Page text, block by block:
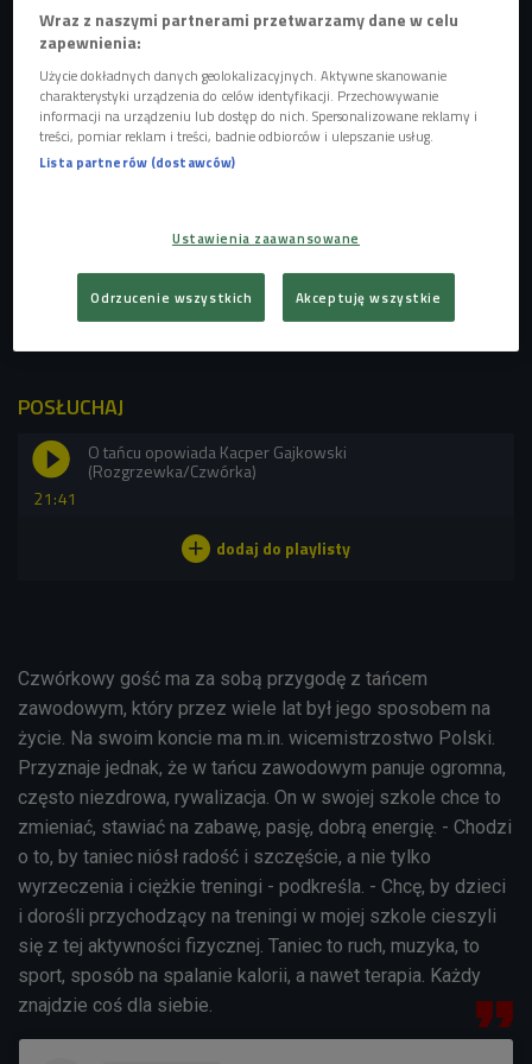
latynoamerykańskim. Mimo że ma zaledwie 25 lat, to po 19
latach tańca zawodowego zakończył karierę i dziś pasją do
tańca zaraża innych - prowadzi swoją szkołę tańca, w której
stawia na dobrą zabawę.
Taniec - niechciana pasja?
zmieniło się po pierwszych sukcesach, około 11 roku życia
- przyznaje gość Piotra Galusa. - Wtedy przekonałem się do
tańca, odnalazłem się w nim i trwam do dziś - dodaje.
POSŁUCHAJ
21:41
O tańcu opowiada Kacper Gajkowski
(Rozgrzewka/Czwórka)
Czwórkowy gość ma za sobą przygodę z tańcem
zawodowym, który przez wiele lat był jego sposobem na
życie. Na swoim koncie ma m.in. wicemistrzostwo Polski.
Przyznaje jednak, że w tańcu zawodowym panuje ogromna,
często niezdrowa, rywalizacja. On w swojej szkole chce to
zmieniać, stawiać na zabawę, pasję, dobrą energię. - Chodzi
o to, by taniec niósł radość i szczęście, a nie tylko
wyrzeczenia i ciężkie treningi - podkreśla. - Chcę, by dzieci
i dorośli przychodzący na treningi w mojej szkole cieszyli
się z tej aktywności fizycznej. Taniec to ruch, muzyka, to
sport, sposób na spalanie kalorii, a nawet terapia. Każdy
znajdzie coś dla siebie.
Wraz z naszymi partnerami przetwarzamy dane w celu
zapewnienia:
Użycie dokładnych danych geolokalizacyjnych. Aktywne skanowanie
charakterystyki urządzenia do celów identyfikacji. Przechowywanie
informacji na urządzeniu lub dostęp do nich. Spersonalizowane reklamy i
treści, pomiar reklam i treści, badnie odbiorców i ulepszanie usług.
Lista partnerów (dostawców)
Ustawienia zaawansowane
Odrzucenie wszystkich Akceptuję wszystkie